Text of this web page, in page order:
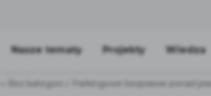
Nasze tematy Projekty Wiedza
Bez kategorii Parkingowe bezprawie ponad